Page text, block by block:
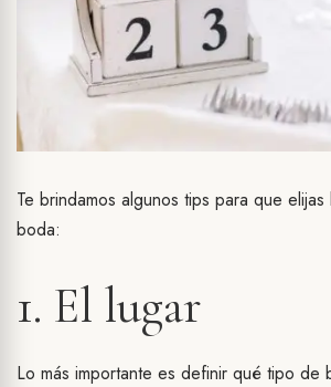
Te brindamos algunos tips para que
boda:
1. El lugar
Lo más importante es definir qué tipo de